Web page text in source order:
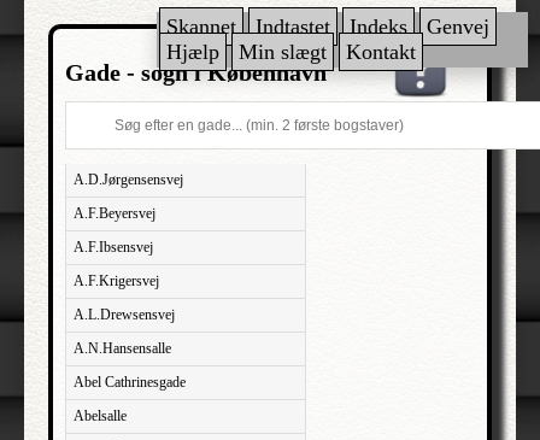
Skannet Indtastet Indeks
Genvej
Hjælp
Min slægt Kontakt
Gade - sogn i København
A.D.Jørgensensvej
A.F.Beyersvej
A.F.Ibsensvej
A.F.Krigersvej
A.L.Drewsensvej
A.N.Hansensalle
Abel Cathrinesgade
Abelsalle